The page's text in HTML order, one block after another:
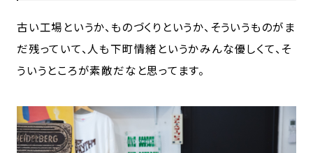
古い工場というか、ものづくりというか、そういうものがま
だ残っていて、人も下町情緒というかみんな優しくて、そ
ういうところが素敵だなと思ってます。